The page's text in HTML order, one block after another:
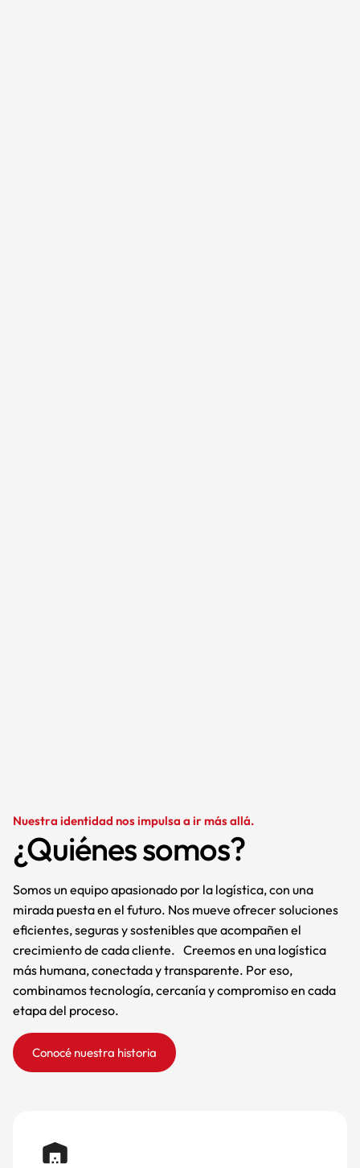
Nuestra identidad nos impulsa a ir más allá.
¿Quiénes somos?
Somos un equipo apasionado por la logística, con una
mirada puesta en el futuro. Nos mueve ofrecer soluciones
eficientes, seguras y sostenibles que acompañen el
crecimiento de cada cliente. Creemos en una logística
más humana, conectada y transparente. Por eso,
combinamos tecnología, cercanía y compromiso en cada
etapa del proceso.
Conocé nuestra historia